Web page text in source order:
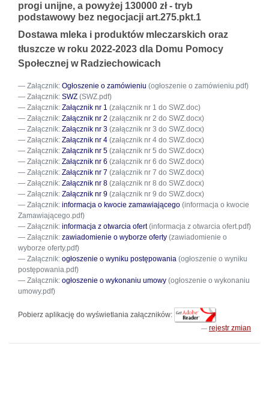
progi unijne, a powyżej 130000 zł - tryb
podstawowy bez negocjacji art.275.pkt.1
Dostawa mleka i produktów mleczarskich oraz
tłuszcze w roku 2022-2023 dla Domu Pomocy
Społecznej w Radziechowicach
Załącznik: Ogłoszenie o zamówieniu (ogłoszenie o zamówieniu.pdf)
Załącznik: SWZ (SWZ.pdf)
Załącznik: Załącznik nr 1 (załącznik nr 1 do SWZ.doc)
Załącznik: Załącznik nr 2 (załącznik nr 2 do SWZ.docx)
Załącznik: Załącznik nr 3 (załącznik nr 3 do SWZ.docx)
Załącznik: Załącznik nr 4 (załącznik nr 4 do SWZ.docx)
Załącznik: Załącznik nr 5 (załącznik nr 5 do SWZ.docx)
Załącznik: Załącznik nr 6 (załącznik nr 6 do SWZ.docx)
Załącznik: Załącznik nr 7 (załącznik nr 7 do SWZ.docx)
Załącznik: Załącznik nr 8 (załącznik nr 8 do SWZ.docx)
Załącznik: Załącznik nr 9 (załącznik nr 9 do SWZ.docx)
Załącznik: informacja o kwocie zamawiającego (informacja o kwocie
Zamawiającego.pdf)
Załącznik: informacja z otwarcia ofert(informacja z otwarcia ofert.pdf)
Załącznik: zawiadomienie o wyborze oferty (zawiadomienie o
wyborze oferty.pdf)
Załącznik: ogłoszenie o wyniku postępowania (ogłoszenie o wyniku
postępowania.pdf)
Załącznik: ogłoszenie o wykonaniu umowy (ogłoszenie o wykonaniu
umowy.pdf)
Pobierz aplikację do wyświetlania załączników:
rejestr zmian